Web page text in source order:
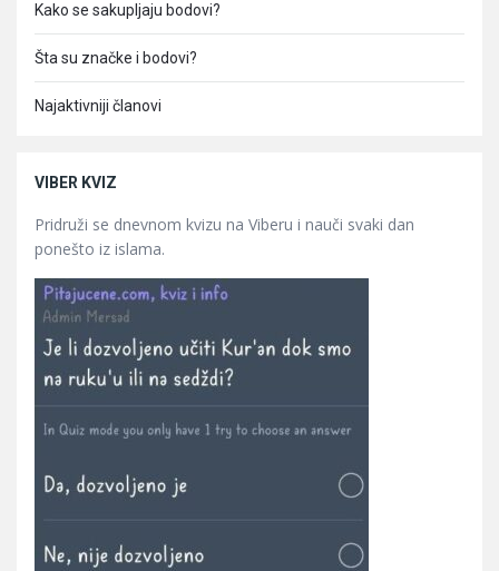
Kako se sakupljaju bodovi?
Šta su značke i bodovi?
Najaktivniji članovi
VIBER KVIZ
Pridruži se dnevnom kvizu na Viberu i nauči svaki dan
ponešto iz islama.